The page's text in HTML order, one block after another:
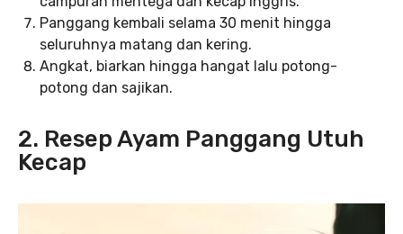
Panggang kembali selama 30 menit hingga
seluruhnya matang dan kering.
Angkat, biarkan hingga hangat lalu potong-
potong dan sajikan.
2. Resep Ayam Panggang Utuh
Kecap